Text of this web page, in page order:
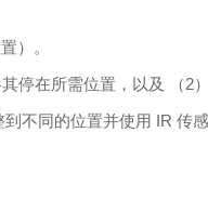
）。
其停在所需位置，以及 （
不同的位置并使用 IR 传